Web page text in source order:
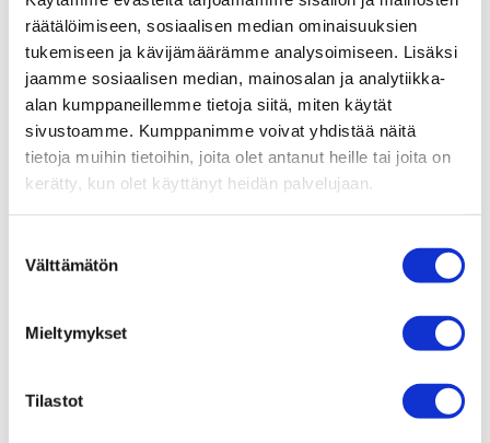
räätälöimiseen, sosiaalisen median ominaisuuksien
tukemiseen ja kävijämäärämme analysoimiseen. Lisäksi
jaamme sosiaalisen median, mainosalan ja analytiikka-
alan kumppaneillemme tietoja siitä, miten käytät
sivustoamme. Kumppanimme voivat yhdistää näitä
tietoja muihin tietoihin, joita olet antanut heille tai joita on
kerätty, kun olet käyttänyt heidän palvelujaan.
valinta
Välttämätön
Mieltymykset
Tilastot
Taidekahvit
Tuhtossa
Taidekahvit Tuhtossa
27.06.2024
Tuhto – makuhetkiä arkeen ja juhlaan Tampere-talolla.
kulttuurielämys herkulliseen ruokailuun tai poikkea vain
sisään. Olemme täällä sinua varten.